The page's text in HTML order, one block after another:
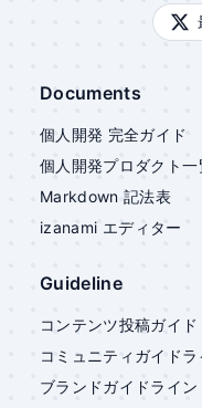
Documents
個人開発 完全ガイド
個人開発プロダクト一
Markdown 記法表
izanami エディター
Guideline
コンテンツ投稿ガイド
コミュニティガイドラ
ブランドガイドライン